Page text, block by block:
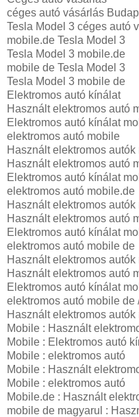
céges autó vásárlás
Tesla Model 3 céges autó
mobile.de Tesla Model 3
Tesla Model 3 mobile.de
mobile de Tesla Model 3
Tesla Model 3 mobile de
Elektromos autó kínálat
Használt elektromos autó
Elektromos autó kínálat
elektromos autó mobile
Használt elektromos autók
Használt elektromos autó
Elektromos autó kínálat
elektromos autó mobile.de
Használt elektromos
Használt elektromos autó
Elektromos autó kínálat
elektromos autó mobile de
Használt elektromos
Használt elektromos autó
Elektromos autó kínálat
elektromos autó mobile de
Használt elektromos
Mobile : Használt
Mobile : Elektromos autó
Mobile : elektromos autó
Mobile : Használt
Mobile : elektromos autó
Mobile.de : Használt
mobile de magyarul :